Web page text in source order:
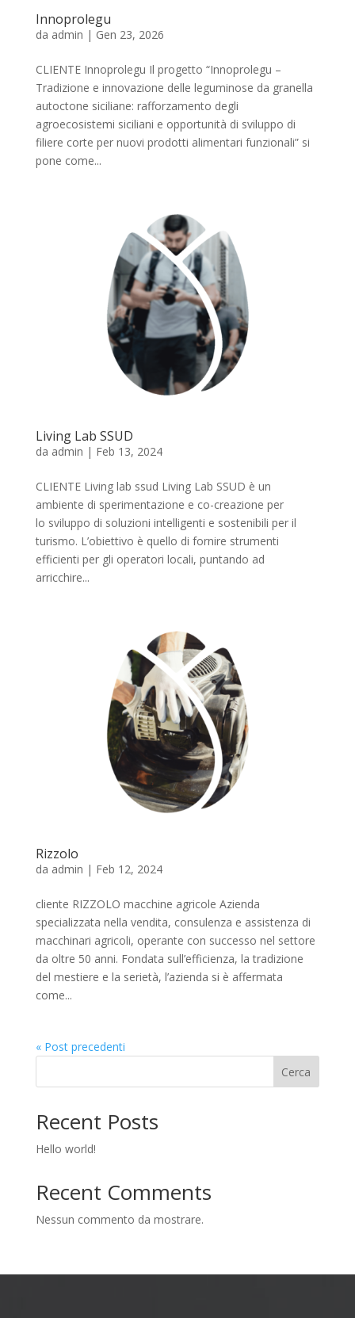
Innoprolegu
da admin | Gen 23, 2026
CLIENTE Innoprolegu Il progetto “Innoprolegu –
Tradizione e innovazione delle leguminose da granella
autoctone siciliane: rafforzamento degli
agroecosistemi siciliani e opportunità di sviluppo di
filiere corte per nuovi prodotti alimentari funzionali” si
pone come...
Living Lab SSUD
da admin | Feb 13, 2024
CLIENTE Living lab ssud Living Lab SSUD è un
ambiente di sperimentazione e co-creazione per
lo sviluppo di soluzioni intelligenti e sostenibili per il
turismo. L’obiettivo è quello di fornire strumenti
efficienti per gli operatori locali, puntando ad
arricchire...
Rizzolo
da admin | Feb 12, 2024
cliente RIZZOLO macchine agricole Azienda
specializzata nella vendita, consulenza e assistenza di
macchinari agricoli, operante con successo nel settore
da oltre 50 anni. Fondata sull’efficienza, la tradizione
del mestiere e la serietà, l’azienda si è affermata
come...
« Post precedenti
Cerca
Recent Posts
Hello world!
Recent Comments
Nessun commento da mostrare.